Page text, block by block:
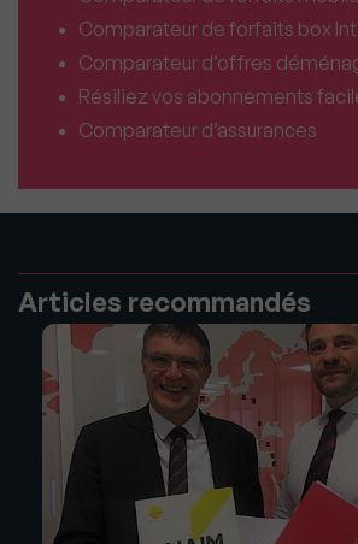
Comparateur de forfaits box
Comparateur d’offres
Résiliez vos abonnements
Comparateur d’assurances
Articles recommandés